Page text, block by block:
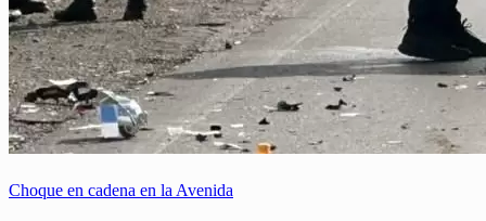
Choque en cadena en la Avenida